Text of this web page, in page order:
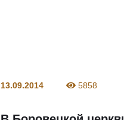
13.09.2014 5858